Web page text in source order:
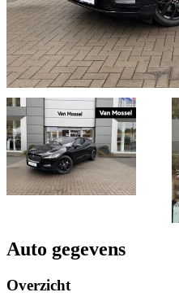
Auto gegevens
Overzicht